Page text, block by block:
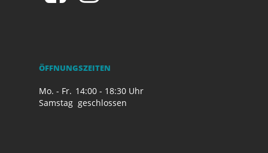
ÖFFNUNGSZEITEN
Mo. - Fr. 14:00 - 18:30 Uhr
Samstag geschlossen